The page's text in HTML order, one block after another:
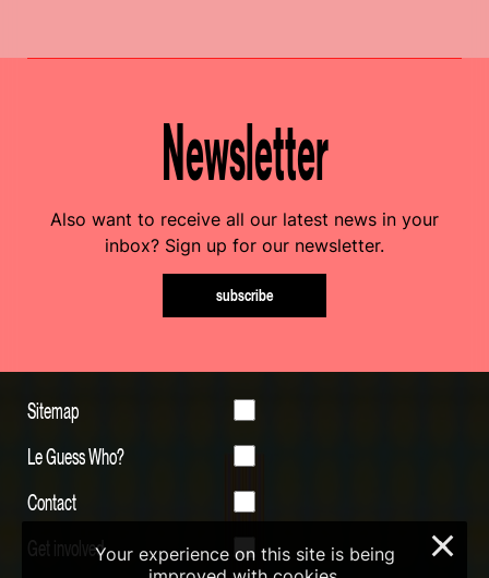
Newsletter
Also want to receive all our latest news in your
inbox? Sign up for our newsletter.
subscribe
Sitemap
Le Guess Who?
Contact
Get involvedYour experience on this site is being
×